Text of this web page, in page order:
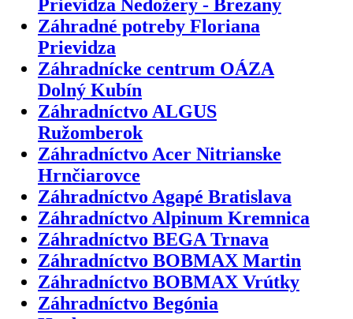
Prievidza Nedožery - Brezany
Záhradné potreby Floriana
Prievidza
Záhradnícke centrum OÁZA
Dolný Kubín
Záhradníctvo ALGUS
Ružomberok
Záhradníctvo Acer Nitrianske
Hrnčiarovce
Záhradníctvo Agapé Bratislava
Záhradníctvo Alpinum Kremnica
Záhradníctvo BEGA Trnava
Záhradníctvo BOBMAX Martin
Záhradníctvo BOBMAX Vrútky
Záhradníctvo Begónia